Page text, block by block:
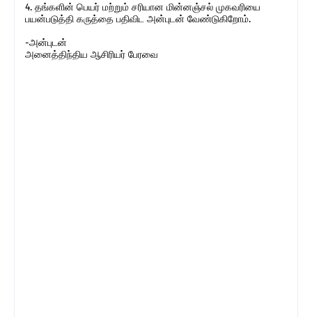
4. தங்களின் பெயர் மற்றும் சரியான மின்னஞ்சல் முகவரியை
பயன்படுத்தி கருத்தை பதிவிட அன்புடன் வேண்டுகிறோம்.
-அன்புடன்
அனைத்திந்திய ஆசிரியர் பேரவை